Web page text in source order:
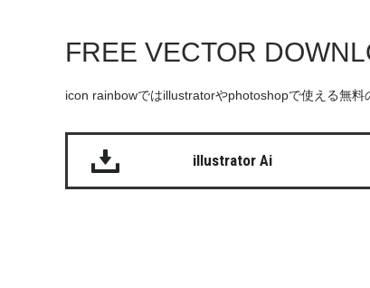
FREE VECTOR
icon rainbowではillustratorやphotoshopで使える無料
illustrator Ai